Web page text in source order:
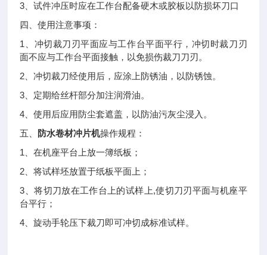
3 、试件冲压时应在工作台配备硬木或胶板以防损坏刀口
四、使用注意事项：
1 、冲切裁刀刃平面应与工作台平面平行，冲切时裁刀刃
面不应与工作台平面接触，以免损伤裁刀刀刃。
2 、冲切裁刀经使用后，应涂上防锈油，以防锈蚀。
3 、定期给丝杆部分加注润滑油。
4 、使用后应用防尘套遮盖，以防油污灰尘浸入。
五、 防水卷材冲片机操作规程：
1 、在机座平台上放一簿纸板；
2 、将试样坯放置于纸板平面上；
3 、将切刀放在工作台上的试样上,使切刀刃平面与机座平
台平行；
4 、旋动手轮压下裁刀即可冲切成标准试样。